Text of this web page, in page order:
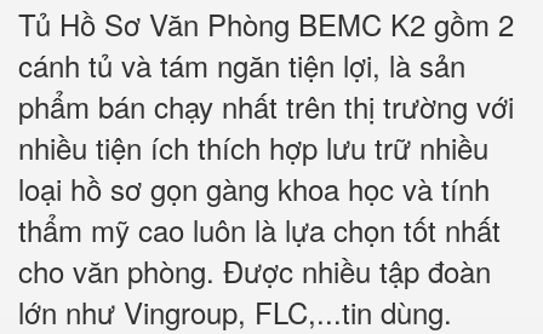
Tủ Hồ Sơ Văn Phòng BEMC K2 gồm 2
cánh tủ và tám ngăn tiện lợi, là sản
phẩm bán chạy nhất trên thị trường với
nhiều tiện ích thích hợp lưu trữ nhiều
loại hồ sơ gọn gàng khoa học và tính
thẩm mỹ cao luôn là lựa chọn tốt nhất
cho văn phòng. Được nhiều tập đoàn
lớn như Vingroup, FLC,...tin dùng.